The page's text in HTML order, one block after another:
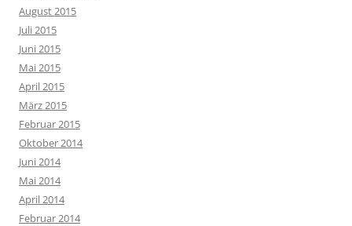
August 2015
Juli 2015
Juni 2015
Mai 2015
April 2015
März 2015
Februar 2015
Oktober 2014
Juni 2014
Mai 2014
April 2014
Februar 2014